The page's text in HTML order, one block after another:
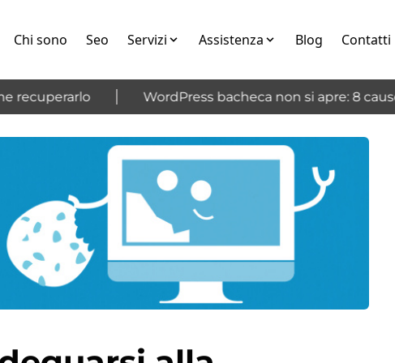
Chi sono Seo Servizi Assistenza Blog Contatti
WordPress bacheca non si apre: 8